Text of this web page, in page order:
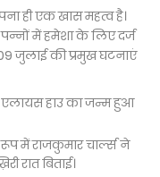
ही एक खास महत्व है।
में हमेशा के लिए दर्ज
09 जुलाई की प्रमुख घटनाएं
हाउ का जन्म हुआ
रूप में राजकुमार चार्ल्स ने
रात बिताई।